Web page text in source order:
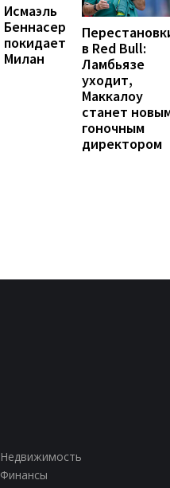
Исмаэль
Беннасер
покидает
Милан
в Red Bull:
Ламбьязе
уходит,
Маккалоу
станет
гоночным
директором
Недвижимость
Финансы